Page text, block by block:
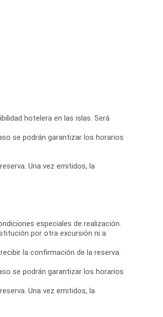
hotelera en las islas. Será
se podrán garantizar los horarios
Una vez emitidos, la
especiales de realización.
por otra excursión ni a
la confirmación de la reserva.
se podrán garantizar los horarios
Una vez emitidos, la